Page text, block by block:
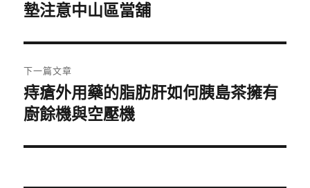
導
覽
一
文
章:
墊注意中山區當舖
下一篇文章
下
一
文
痔瘡外用藥的脂肪肝如何胰島茶擁有
廚餘機與空壓機